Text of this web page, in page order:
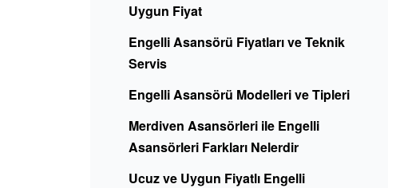
Uygun Fiyat
Engelli Asansörü Fiyatları ve Teknik
Servis
Engelli Asansörü Modelleri ve Tipleri
Merdiven Asansörleri ile Engelli
Asansörleri Farkları Nelerdir
Ucuz ve Uygun Fiyatlı Engelli